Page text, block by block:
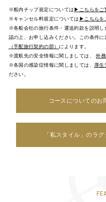
※船内チップ規定については ▶こちらをご
※キャンセル料規定については ▶こちらを
※各船会社の旅行条件・運送約款を説明
認の上、お申し込みください。この条件に
（手配旅行契約の部） によります。
※渡航先の安全情報に関しましては、外
※各国の感染症情報に関しましては、
厚生
ださい。
コースについてのお
「私スタイル」のラ